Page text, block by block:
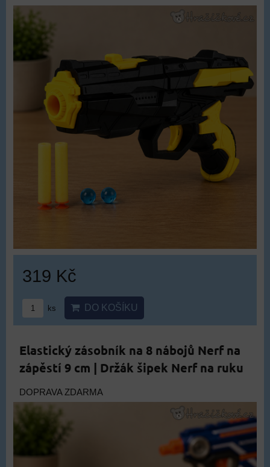
319 Kč
ks DO KOŠÍKU
Elastický zásobník na 8 nábojů Nerf na
zápěstí 9 cm | Držák šipek Nerf na ruku
DOPRAVA ZDARMA